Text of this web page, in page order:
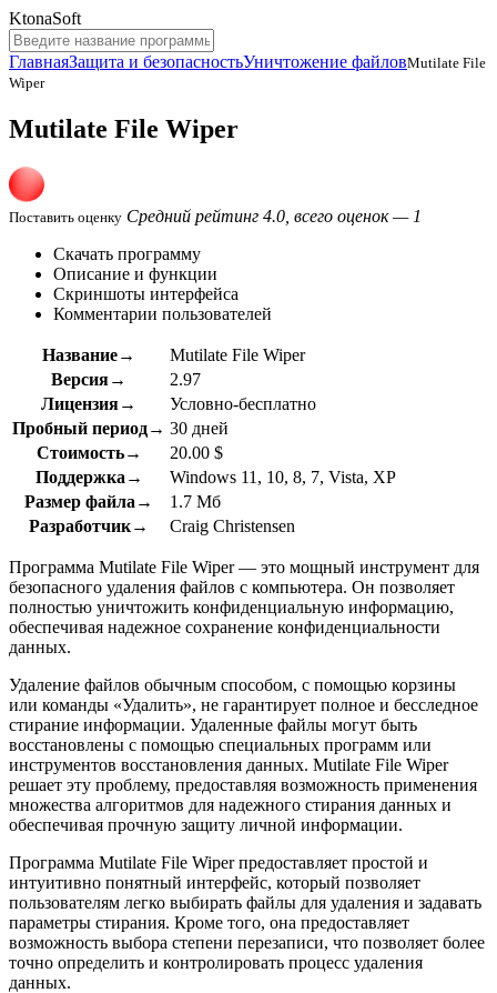
KtonaSoft
ГлавнаяЗащита и безопасностьУничтожение файловMutilate File
Wiper
Mutilate File Wiper
Поставить оценку Средний рейтинг 4.0, всего оценок — 1
Скачать программу
Описание и функции
Скриншоты интерфейса
Комментарии пользователей
Название→
Mutilate File Wiper
Версия→
2.97
Лицензия→
Условно-бесплатно
Пробный период→ 30 дней
Стоимость→
20.00 $
Поддержка→
Windows 11, 10, 8, 7, Vista, XP
Размер файла→
1.7 Мб
Разработчик→
Craig Christensen
Программа Mutilate File Wiper — это мощный инструмент для
безопасного удаления файлов с компьютера. Он позволяет
полностью уничтожить конфиденциальную информацию,
обеспечивая надежное сохранение конфиденциальности
данных.
Удаление файлов обычным способом, с помощью корзины
или команды «Удалить», не гарантирует полное и бесследное
стирание информации. Удаленные файлы могут быть
восстановлены с помощью специальных программ или
инструментов восстановления данных. Mutilate File Wiper
решает эту проблему, предоставляя возможность применения
множества алгоритмов для надежного стирания данных и
обеспечивая прочную защиту личной информации.
Программа Mutilate File Wiper предоставляет простой и
интуитивно понятный интерфейс, который позволяет
пользователям легко выбирать файлы для удаления и задавать
параметры стирания. Кроме того, она предоставляет
возможность выбора степени перезаписи, что позволяет более
точно определить и контролировать процесс удаления
данных.